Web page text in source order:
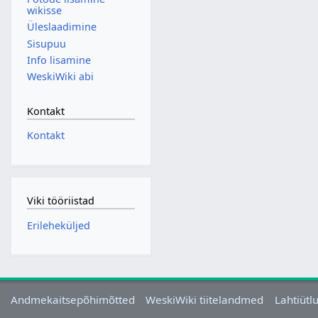
wikisse
Üleslaadimine
Sisupuu
Info lisamine
WeskiWiki abi
Kontakt
Kontakt
Viki tööriistad
Erileheküljed
Andmekaitsepõhimõtted WeskiWiki tiitelandmed